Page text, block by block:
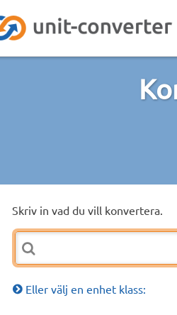
Skriv in vad du vill konvertera.
Eller välj en enhet klass: